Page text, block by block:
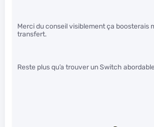
Merci du conseil visiblement ça boosterais
transfert.
Reste plus qu’a trouver un Switch abordable